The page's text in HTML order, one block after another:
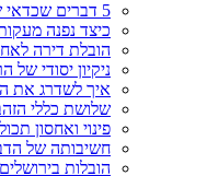
5 דברים שכדאי שתדעו על הובלות בחיפה
כיצד נפנה
הובלת דירה
ניקיון יסודי של
איך לשדרג את
שלושת כללי
פינוי ואחסון
חשיבותה של
הובלות